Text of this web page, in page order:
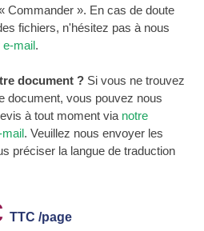
Commander ». En cas de doute
fichiers, n'hésitez pas à nous
e-mail.
document ? Si vous ne trouvez
document, vous pouvez nous
à tout moment via notre
mail. Veuillez nous envoyer les
préciser la langue de traduction
TTC /page